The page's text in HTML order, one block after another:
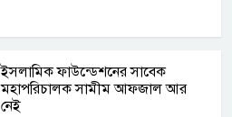
ইসলামিক ফাউন্ডেশনের সাবেক
মহাপরিচালক সামীম আফজাল আর
নেই